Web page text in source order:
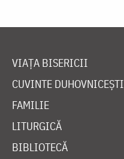
VIAȚA BISERICII
CUVINTE DUHOVNICEȘTI
FAMILIE
LITURGICĂ
BIBLIOTECĂ